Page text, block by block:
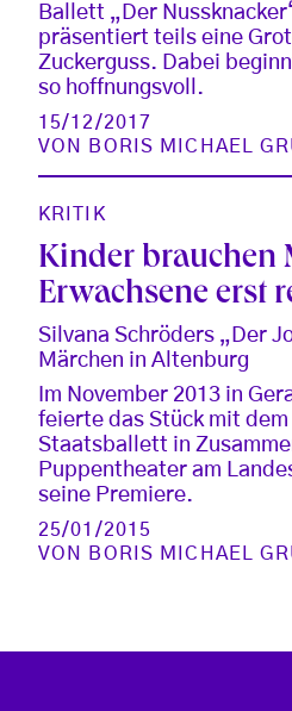
Ballett „Der
präsentiert teils eine
Zuckerguss. Dabei
so hoffnungsvoll.
15/12/2017
VON
BORIS MICHAEL
KRITIK
Kinder brauchen
Erwachsene erst
Silvana Schröders „Der
Märchen in Altenburg
Im November 2013 in
feierte das Stück mit
Staatsballett in
Puppentheater am
seine Premiere.
25/01/2015
VON
BORIS MICHAEL